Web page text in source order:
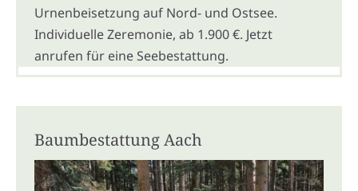
Urnenbeisetzung auf Nord- und Ostsee.
Individuelle Zeremonie, ab 1.900 €. Jetzt
anrufen für eine Seebestattung.
Baumbestattung Aach